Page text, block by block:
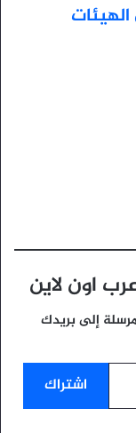
اون لاين
إلى بريدك
اشتراك